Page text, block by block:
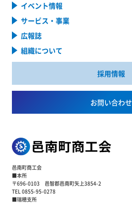
イベント情報
サービス・事業
広報誌
組織について
採用情報
お問い合わせ
邑南町商工会
■本所
〒696-0103 邑智郡邑南町矢上3854-2
TEL 0855-95-0278
■瑞穂支所